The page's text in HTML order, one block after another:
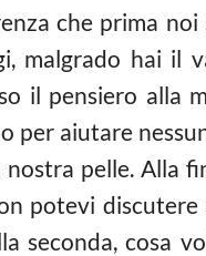
che prima noi
malgrado hai il
il pensiero alla
per aiutare
pelle. Alla
potevi
cosa